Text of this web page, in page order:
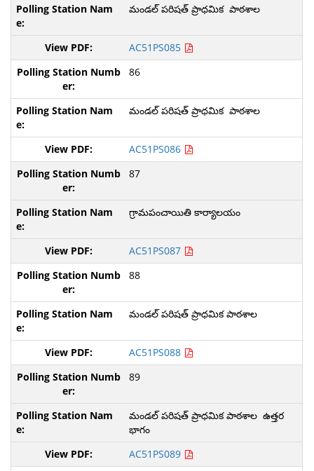
మండల్ పరిషత్ ప్రాధమిక పాఠశాల
AC51PS085
86
మండల్ పరిషత్ ప్రాధమిక పాఠశాల
AC51PS086
87
గ్రామపంచాయితి కార్యాలయం
AC51PS087
88
మండల్ పరిషత్ ప్రాధమిక పాఠశాల
AC51PS088
89
మండల్ పరిషత్ ప్రాధమిక పాఠశాల ఉత్తర
భాగం
AC51PS089